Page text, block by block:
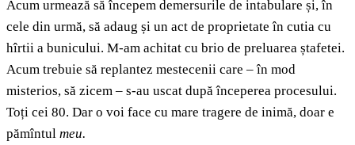
Acum urmează să începem demersurile de intabulare și, în
cele din urmă, să adaug și un act de proprietate în cutia cu
hîrtii a bunicului. M-am achitat cu brio de preluarea ștafetei.
Acum trebuie să replantez mestecenii care – în mod
misterios, să zicem – s-au uscat după începerea procesului.
Toți cei 80. Dar o voi face cu mare tragere de inimă, doar e
pămîntul meu.